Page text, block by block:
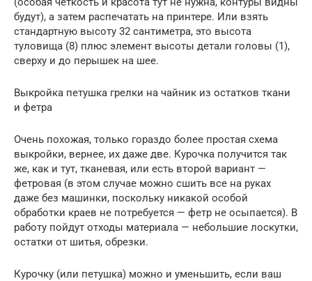
будут), а затем распечатать на принтере. Или взять
стандартную высоту 32 сантиметра, это высота
туловища (8) плюс элемент высоты детали головы (1),
сверху и до перышек на шее.
Выкройка петушка грелки на чайник из остатков ткани
и фетра
Очень похожая, только гораздо более простая схема
выкройки, вернее, их даже две. Курочка получится так
же, как и тут, тканевая, или есть второй вариант —
фетровая (в этом случае можно сшить все на руках
даже без машинки, поскольку никакой особой
обработки краев не потребуется — фетр не осыпается). В
работу пойдут отходы материала — небольшие лоскутки,
остатки от шитья, обрезки.
Курочку (или петушка) можно и уменьшить, если ваш